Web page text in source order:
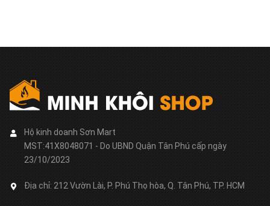
Hộ kinh doanh Sơn Mart
MST:41X8048071 - Do UBND Quận Tân Phú cấp ngày
23/10/2023
Địa chỉ: 212 Vườn Lài, P. Phú Thọ hòa, Q. Tân Phú, TP. HCM